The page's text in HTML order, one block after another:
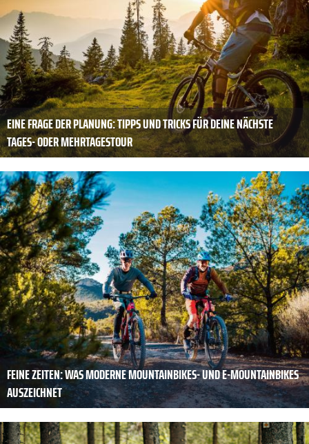
EINE FRAGE DER ­PLANUNG: TIPPS UND TRICKS FÜR DEINE NÄCHSTE
TAGES- ODER MEHRTAGESTOUR
FEINE ZEITEN: WAS MODERNE MOUNTAIN­BIKES- UND E-MOUNTAIN­BIKES
AUSZEICHNET